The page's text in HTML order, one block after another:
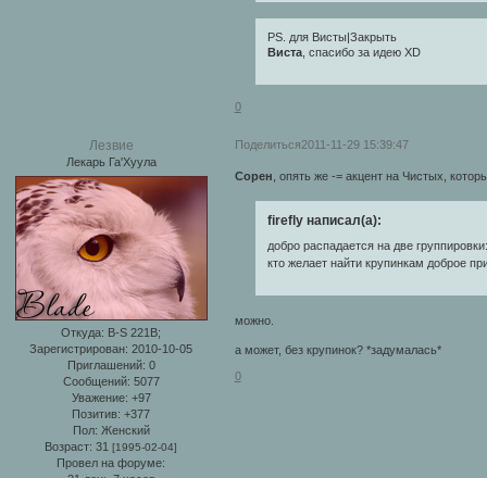
PS. для Висты|Закрыть
Виста, cпасибо за идею XD
0
Поделиться2011-11-29 15:39:47
Лезвие
Лекарь Га'Хуула
Откуда: B-S 221B;
Зарегистрирован: 2010-10-05
Приглашений: 0
Сообщений: 5077
Уважение: +97
Позитив: +377
Пол: Женский
Возраст: 31[1995-02-04]
Провел на форуме:
Сорен , опять же -= акцент на Чистых,
firefly написал(а):
добро распадается на две
кто желает найти крупинкам доброе
можно.
а может, без крупинок? *задумалась*
0